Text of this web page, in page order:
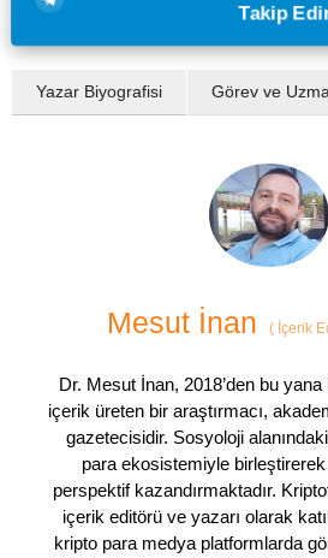
Takip
Yazar Biyografisi Görev ve
Mesut İnan ( İçerik
Dr. Mesut İnan, 2018’den bu yana
içerik üreten bir araştırmacı,
gazetecisidir. Sosyoloji alanındaki
para ekosistemiyle
perspektif kazandırmaktadır.
içerik editörü ve yazarı olarak
kripto para medya platformlarda